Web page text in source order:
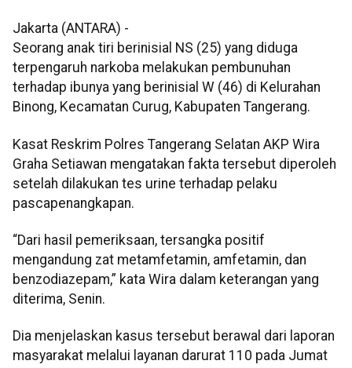
Jakarta (ANTARA) -
Seorang anak tiri berinisial NS (25) yang diduga
terpengaruh narkoba melakukan pembunuhan
terhadap ibunya yang berinisial W (46) di Kelurahan
Binong, Kecamatan Curug, Kabupaten Tangerang.
Kasat Reskrim Polres Tangerang Selatan AKP Wira
Graha Setiawan mengatakan fakta tersebut diperoleh
setelah dilakukan tes urine terhadap pelaku
pascapenangkapan.
“Dari hasil pemeriksaan, tersangka positif
mengandung zat metamfetamin, amfetamin, dan
benzodiazepam,” kata Wira dalam keterangan yang
diterima, Senin.
Dia menjelaskan kasus tersebut berawal dari laporan
masyarakat melalui layanan darurat 110 pada Jumat